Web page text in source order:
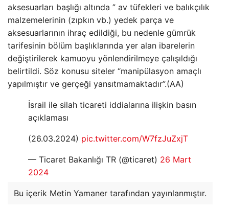
aksesuarları başlığı altında ” av tüfekleri ve balıkçılık
malzemelerinin (zıpkın vb.) yedek parça ve
aksesuarlarının ihraç edildiği, bu nedenle gümrük
tarifesinin bölüm başlıklarında yer alan ibarelerin
değiştirilerek kamuoyu yönlendirilmeye çalışıldığı
belirtildi. Söz konusu siteler “manipülasyon amaçlı
yapılmıştır ve gerçeği yansıtmamaktadır”.(AA)
İsrail ile silah ticareti iddialarına ilişkin basın
açıklaması
(26.03.2024) pic.twitter.com/W7fzJuZxjT
— Ticaret Bakanlığı TR (@ticaret) 26 Mart
2024
Bu içerik Metin Yamaner tarafından yayınlanmıştır.